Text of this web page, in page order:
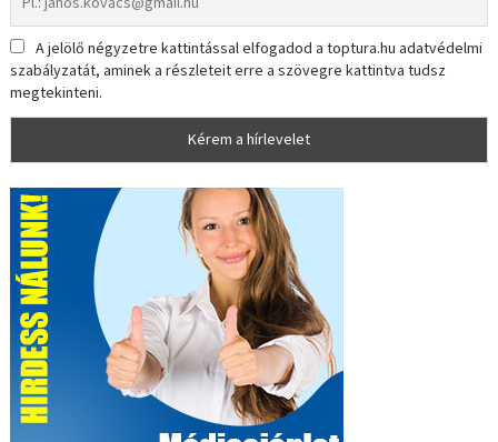
A jelölő négyzetre kattintással elfogadod a toptura.hu adatvédelmi
szabályzatát, aminek a részleteit erre a szövegre kattintva tudsz
megtekinteni.